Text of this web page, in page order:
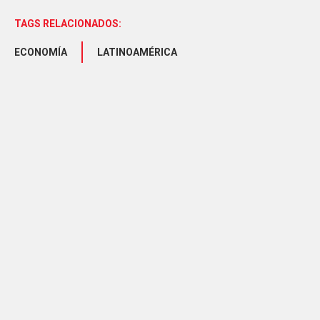
TAGS RELACIONADOS:
ECONOMÍA LATINOAMÉRICA